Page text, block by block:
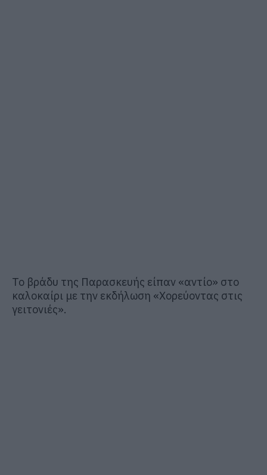
Το βράδυ της Παρασκευής είπαν «αντίο» στο
καλοκαίρι με την εκδήλωση «Χορεύοντας στις
γειτονιές».